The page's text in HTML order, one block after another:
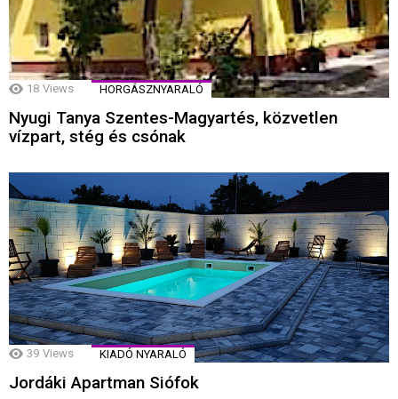
18 Views HORGÁSZNYARALÓ
Nyugi Tanya Szentes-Magyartés, közvetlen
vízpart, stég és csónak
39 Views KIADÓ NYARALÓ
Jordáki Apartman Siófok